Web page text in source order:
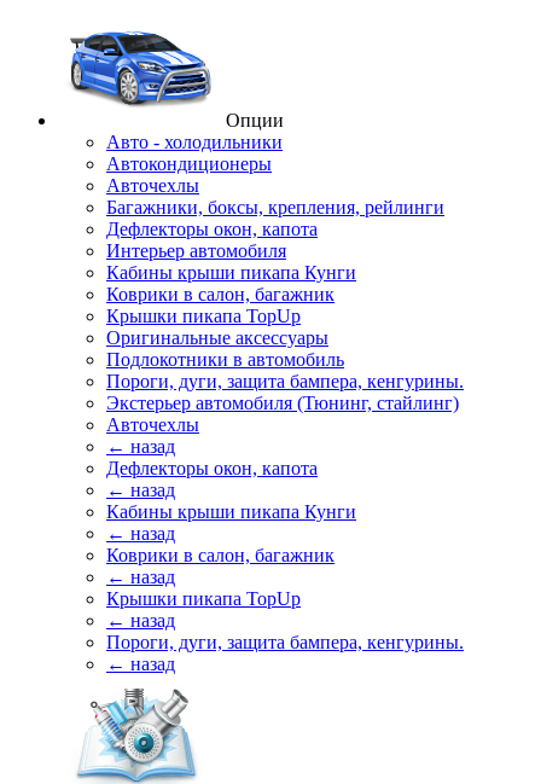
Опции
Авто - холодильники
Автокондиционеры
Авточехлы
Багажники, боксы, крепления, рейлинги
Дефлекторы окон, капота
Интерьер автомобиля
Кабины крыши пикапа Кунги
Коврики в салон, багажник
Крышки пикапа TopUp
Оригинальные аксессуары
Подлокотники в автомобиль
Пороги, дуги, защита бампера, кенгурины.
Экстерьер автомобиля (Тюнинг, стайлинг)
Авточехлы
← назад
Дефлекторы окон, капота
← назад
Кабины крыши пикапа Кунги
← назад
Коврики в салон, багажник
← назад
Крышки пикапа TopUp
← назад
Пороги, дуги, защита бампера, кенгурины.
← назад